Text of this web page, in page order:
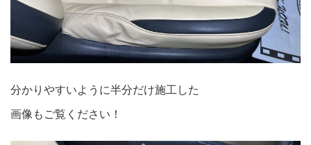
分かりやすいように半分だけ施工した
画像もご覧ください！